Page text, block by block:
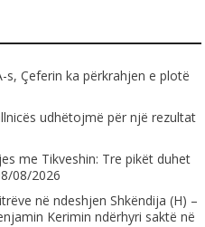
s, Çeferin ka përkrahjen e plotë
udhëtojmë për një rezultat
me Tikveshin: Tre pikët duhet
08/2026
në ndeshjen Shkëndija (H) –
Kerimin ndërhyri saktë në